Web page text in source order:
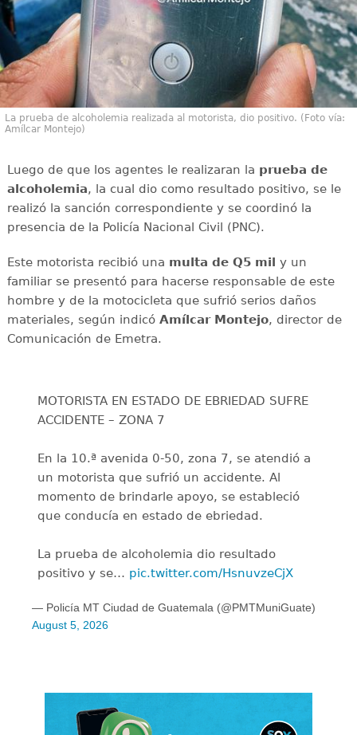
La prueba de alcoholemia realizada al motorista, dio positivo. (Foto vía:
Amílcar Montejo)
Luego de que los agentes le realizaran la prueba de
alcoholemia, la cual dio como resultado positivo, se le
realizó la sanción correspondiente y se coordinó la
presencia de la Policía Nacional Civil (PNC).
Este motorista recibió una multa de Q5 mil y un
familiar se presentó para hacerse responsable de este
hombre y de la motocicleta que sufrió serios daños
materiales, según indicó Amílcar Montejo, director de
Comunicación de Emetra.
MOTORISTA EN ESTADO DE EBRIEDAD SUFRE
ACCIDENTE – ZONA 7
En la 10.ª avenida 0-50, zona 7, se atendió a
un motorista que sufrió un accidente. Al
momento de brindarle apoyo, se estableció
que conducía en estado de ebriedad.
La prueba de alcoholemia dio resultado
positivo y se… pic.twitter.com/HsnuvzeCjX
— Policía MT Ciudad de Guatemala (@PMTMuniGuate)
August 5, 2026